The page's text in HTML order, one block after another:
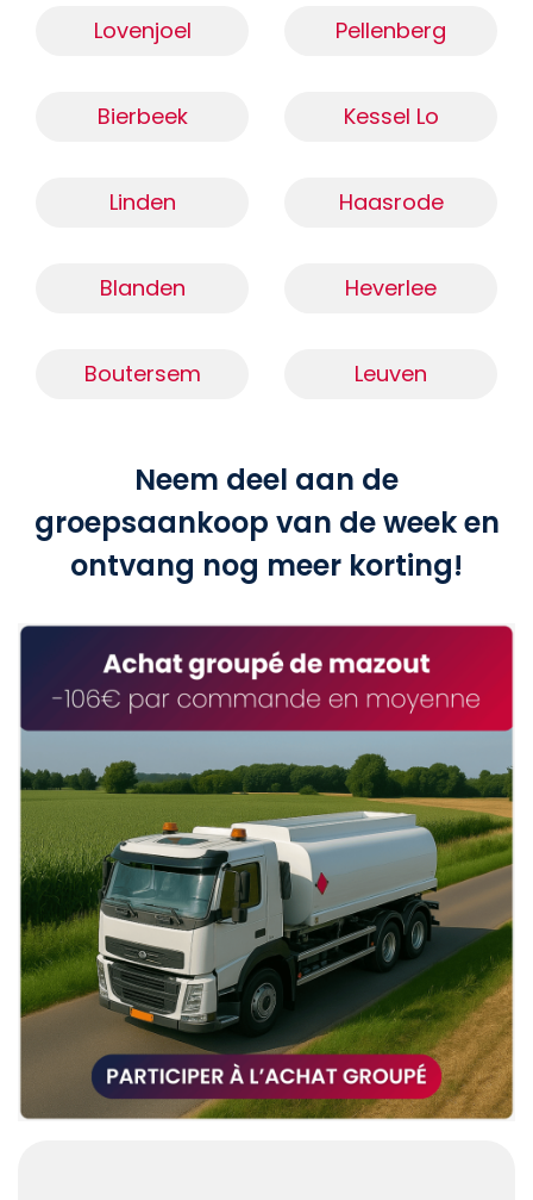
Lovenjoel Pellenberg
Bierbeek Kessel Lo
Linden Haasrode
Blanden Heverlee
Boutersem Leuven
Neem deel aan de
groepsaankoop van de week en
ontvang nog meer korting!